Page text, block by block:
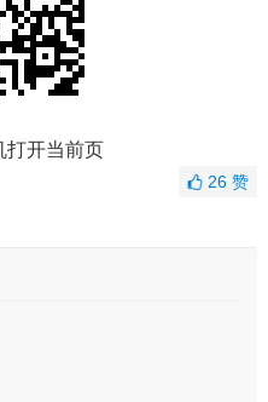
开当前页
26赞